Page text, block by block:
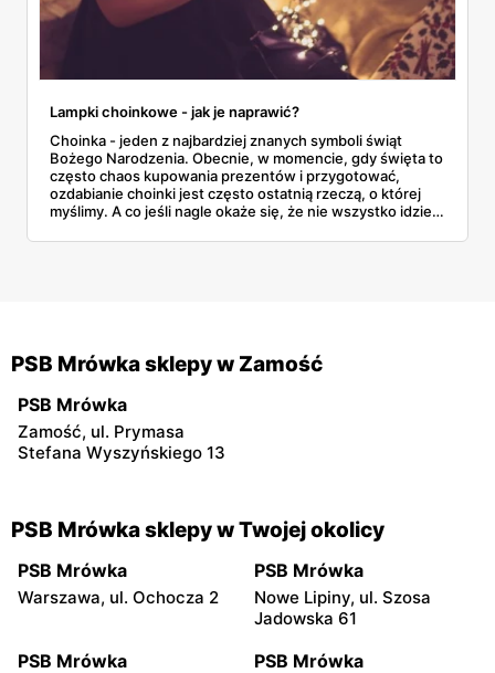
Lampki choinkowe - jak je naprawić?
Choinka - jeden z najbardziej znanych symboli świąt
Bożego Narodzenia. Obecnie, w momencie, gdy święta to
często chaos kupowania prezentów i przygotować,
ozdabianie choinki jest często ostatnią rzeczą, o której
myślimy. A co jeśli nagle okaże się, że nie wszystko idzie
nie świecą, a nie mamy już możliwości kupić innych?
PSB Mrówka sklepy w Zamość
PSB Mrówka
Zamość, ul. Prymasa
Stefana Wyszyńskiego 13
PSB Mrówka sklepy w Twojej okolicy
PSB Mrówka
Warszawa, ul. Ochocza 2
PSB Mrówka
Nowe Lipiny, ul. Szosa
Jadowska 61
PSB Mrówka PSB Mrówka